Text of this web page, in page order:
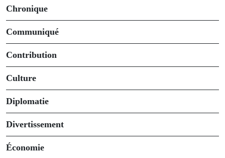
Chronique
Communiqué
Contribution
Culture
Diplomatie
Divertissement
Économie